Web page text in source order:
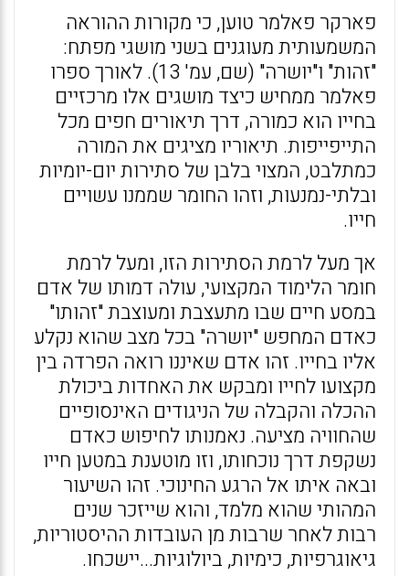
פארקר פאלמר טוען, כי מקורות ההוראה
המשמעותית מעוגנים בשני מושגי מפתח:
"זהות" ו"יושרה" (שם, עמ' 13). לאורך ספרו
פאלמר ממחיש כיצד מושגים אלו מרכזיים
בחייו הוא כמורה, דרך תיאורים חפים מכל
התייפייפות. תיאוריו מציגים את המורה
כמתלבט, המצוי בלבן של סתירות יום-יומיות
ובלתי-נמנעות, וזהו החומר שממנו עשויים
חייו.
אך מעל לרמת הסתירות הזו, ומעל לרמת
חומר הלימוד המקצועי, עולה דמותו של אדם
במסע חיים שבו מתעצבת ומעוצבת "זהותו"
כאדם המחפש "יושרה" בכל מצב שהוא נקלע
אליו בחייו. זהו אדם שאיננו רואה הפרדה בין
מקצועו לחייו ומבקש את האחדות ביכולת
ההכלה והקבלה של הניגודים האינסופיים
שהחוויה מציעה. נאמנותו לחיפוש כאדם
נשקפת דרך נוכחותו, וזו מוטענת במטען חייו
ובאה איתו אל הרגע החינוכי. זהו השיעור
המהותי שהוא מלמד, והוא שייזכר שנים
רבות לאחר שרבות מן העובדות ההיסטוריות,
גיאוגרפיות, כימיות, ביולוגיות...יישכחו.